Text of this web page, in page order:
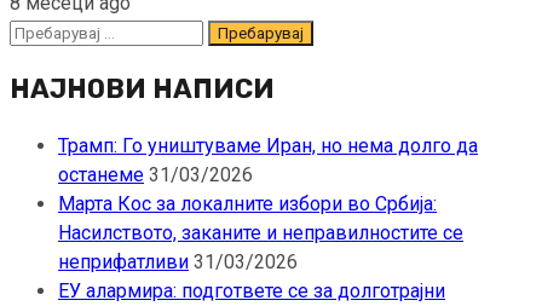
Пребарувај
НАЈНОВИ НАПИСИ
Трамп: Го уништуваме Иран, но нема долго да
останеме 31/03/2026
Марта Кос за локалните избори во Србија:
Насилството, заканите и неправилностите се
неприфатливи 31/03/2026
ЕУ алармира: подгответе се за долготрајни